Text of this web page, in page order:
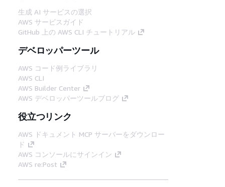
生成 AI サービスの選択
AWS サービスガイド
GitHub 上の AWS CLI チュートリアル
デベロッパーツール
AWS コード例ライブラリ
AWS CLI
AWS Builder Center
AWS デベロッパーツールブログ
役立つリンク
AWS ドキュメント MCP サーバーをダウンロー
ド
AWS コンソールにサインイン
AWS re:Post